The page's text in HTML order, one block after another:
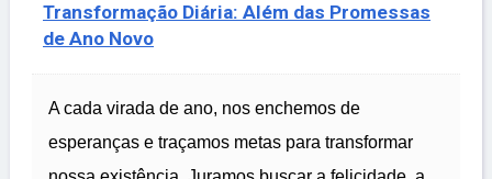
Transformação Diária: Além das Promessas
de Ano Novo
A cada virada de ano, nos enchemos de
esperanças e traçamos metas para transformar